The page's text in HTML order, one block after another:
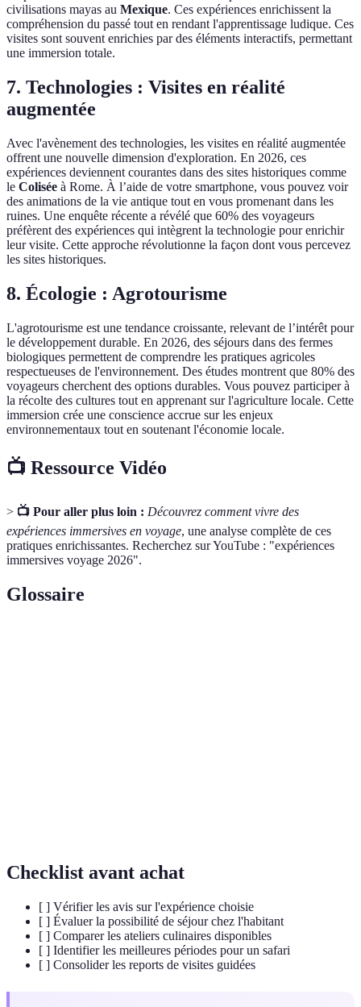
civilisations mayas au Mexique. Ces expériences enrichissent la
compréhension du passé tout en rendant l'apprentissage ludique. Ces
visites sont souvent enrichies par des éléments interactifs, permettant
une immersion totale.
7. Technologies : Visites en réalité
augmentée
Avec l'avènement des technologies, les visites en réalité augmentée
offrent une nouvelle dimension d'exploration. En 2026, ces
expériences deviennent courantes dans des sites historiques comme
le Colisée à Rome. À l’aide de votre smartphone, vous pouvez voir
des animations de la vie antique tout en vous promenant dans les
ruines. Une enquête récente a révélé que 60% des voyageurs
préfèrent des expériences qui intègrent la technologie pour enrichir
leur visite. Cette approche révolutionne la façon dont vous percevez
les sites historiques.
8. Écologie : Agrotourisme
L'agrotourisme est une tendance croissante, relevant de l’intérêt pour
le développement durable. En 2026, des séjours dans des fermes
biologiques permettent de comprendre les pratiques agricoles
respectueuses de l'environnement. Des études montrent que 80% des
voyageurs cherchent des options durables. Vous pouvez participer à
la récolte des cultures tout en apprenant sur l'agriculture locale. Cette
immersion crée une conscience accrue sur les enjeux
environnementaux tout en soutenant l'économie locale.
📺 Ressource Vidéo
> 📺 Pour aller plus loin : Découvrez comment vivre des
expériences immersives en voyage, une analyse complète de ces
pratiques enrichissantes. Recherchez sur YouTube : "expériences
immersives voyage 2026".
Glossaire
Checklist avant achat
[ ] Vérifier les avis sur l'expérience choisie
[ ] Évaluer la possibilité de séjour chez l'habitant
[ ] Comparer les ateliers culinaires disponibles
[ ] Identifier les meilleures périodes pour un safari
[ ] Consolider les reports de visites guidées